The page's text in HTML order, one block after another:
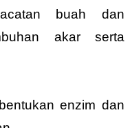
buah dan
akar serta
enzim dan